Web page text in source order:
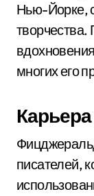
Нью-Йорке,
творчества.
многих его
писателей,